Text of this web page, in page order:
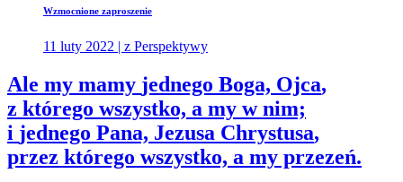
Wzmocnione zaproszenie
11 luty 2022 | z Perspektywy
Ale my mamy jednego Boga, Ojca,
z którego wszystko, a my w nim;
i jednego Pana, Jezusa Chrystusa,
przez którego wszystko, a my przezeń.